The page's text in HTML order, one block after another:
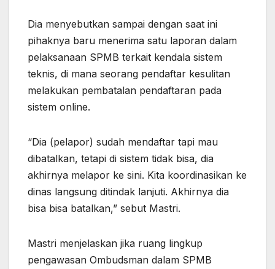
Dia menyebutkan sampai dengan saat ini
pihaknya baru menerima satu laporan dalam
pelaksanaan SPMB terkait kendala sistem
teknis, di mana seorang pendaftar kesulitan
melakukan pembatalan pendaftaran pada
sistem online.
“Dia (pelapor) sudah mendaftar tapi mau
dibatalkan, tetapi di sistem tidak bisa, dia
akhirnya melapor ke sini. Kita koordinasikan ke
dinas langsung ditindak lanjuti. Akhirnya dia
bisa bisa batalkan,” sebut Mastri.
Mastri menjelaskan jika ruang lingkup
pengawasan Ombudsman dalam SPMB